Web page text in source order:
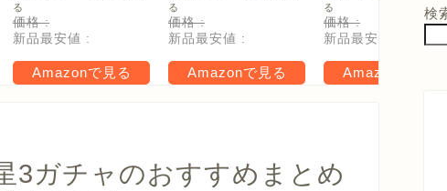
る
価格 :
新品最安値 :
Amazonで見る
ド版
る
価格 :
新品最安値 :
Amazonで見る
リジナル特典】メ
タモン型木製トレ
ー(サイズ約直径
16cm) 同梱 & デ
タル特典 家具「ひ
る
価格 :
新品最安値 :
Amazonで見る
3ガチャのおすすめまとめ
検